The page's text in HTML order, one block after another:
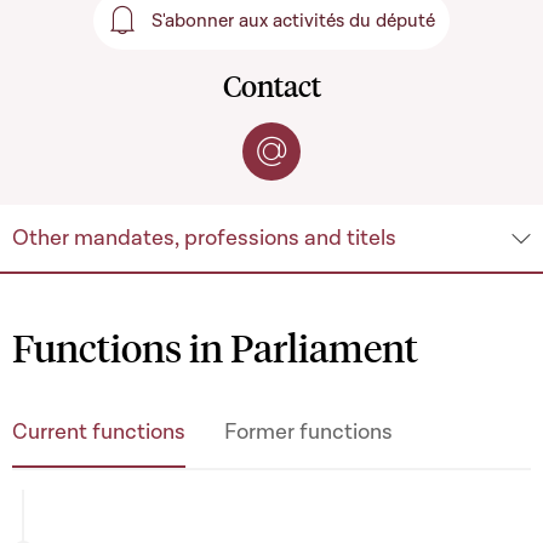
S'abonner aux activités du député
S'abonner aux activités du
Contact
Contact by e-mail
Other mandates, professions and titels
Functions in Parliament
Current functions Former functions